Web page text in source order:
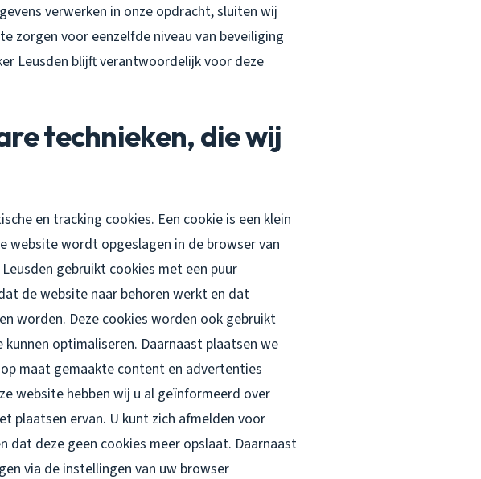
verwerken in onze opdracht, sluiten wij
zorgen voor eenzelfde niveau van beveiliging
Leusden blijft verantwoordelijk voor deze
technieken, die wij
en tracking cookies. Een cookie is een klein
website wordt opgeslagen in de browser van
gebruikt cookies met een puur
de website naar behoren werkt en dat
worden. Deze cookies worden ook gebruikt
optimaliseren. Daarnaast plaatsen we
maat gemaakte content en advertenties
website hebben wij u al geïnformeerd over
plaatsen ervan. U kunt zich afmelden voor
deze geen cookies meer opslaat. Daarnaast
via de instellingen van uw browser